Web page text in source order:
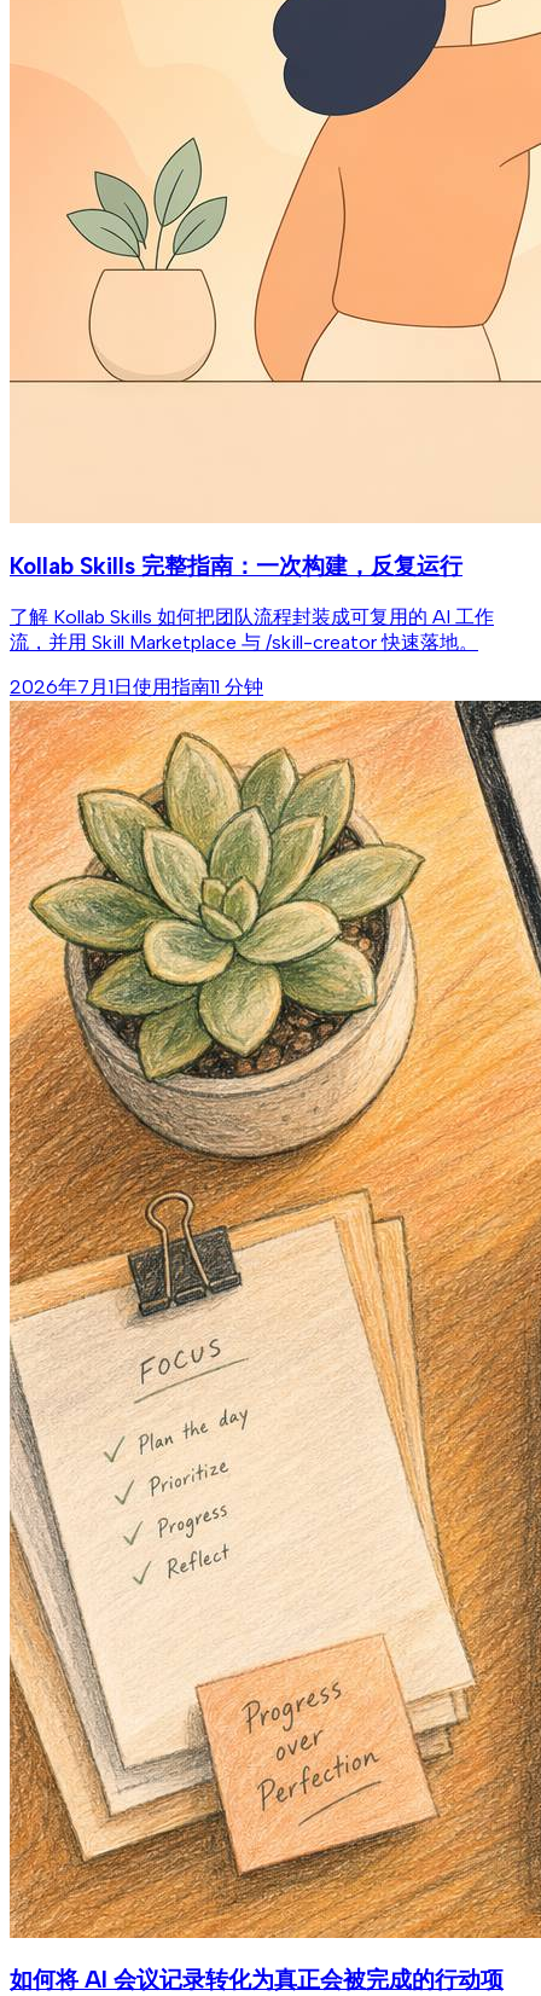
Kollab Skills 完整指南：一次构建，反复运行
了解 Kollab Skills 如何把团队流程封装成可复用的 AI 工作
流，并用 Skill Marketplace 与 /skill-creator 快速落地。
2026年7月1日使用指南11 分钟
如何将 AI 会议记录转化为真正会被完成的行动项